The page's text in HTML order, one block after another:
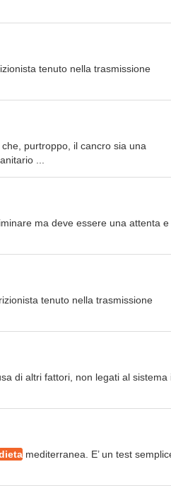
tenuto nella trasmissione
che, purtroppo, il cancro sia una
...
ma deve essere una attenta e
tenuto nella trasmissione
di altri fattori, non legati al sistema
mediterranea. E’ un test